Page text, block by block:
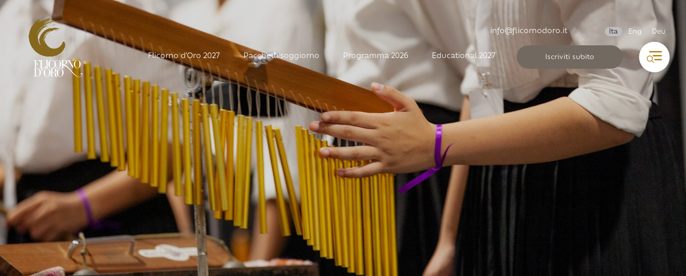
info@flicornodoro.it Ita Eng Deu
Flicorno d'Oro 2027 Pacchetti soggiorno Programma 2026 Educational 2027 Iscriviti subito